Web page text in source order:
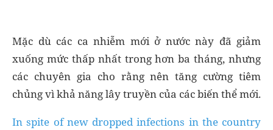
Mặc dù các ca nhiễm mới ở nước này đã giảm
xuống mức thấp nhất trong hơn ba tháng, nhưng
các chuyên gia cho rằng nên tăng cường tiêm
chủng vì khả năng lây truyền của các biến thể mới.
In spite of new dropped infections in the country